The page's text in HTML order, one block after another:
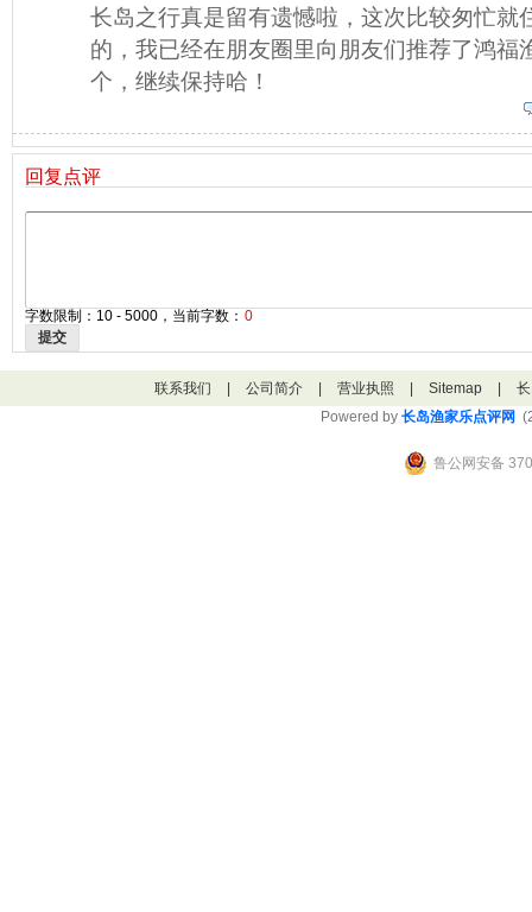
长岛之行真是留有遗憾啦，这次比较匆忙就
的，我已经在朋友圈里向朋友们推荐了鸿福
个，继续保持哈！
回复点评
字数限制：10 - 5000，当前字数： 0
提交
联系我们 公司简介 营业执照 Sitemap
Powered by 长岛渔家乐点评网
鲁公网安备